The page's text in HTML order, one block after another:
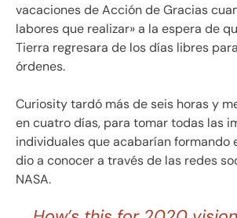
vacaciones de Acción de Gracias
labores que realizar» a la espera de
Tierra regresara de los días libres
órdenes.
Curiosity tardó más de seis horas y
en cuatro días, para tomar todas las
individuales que acabarían formando
dio a conocer a través de las redes
NASA.